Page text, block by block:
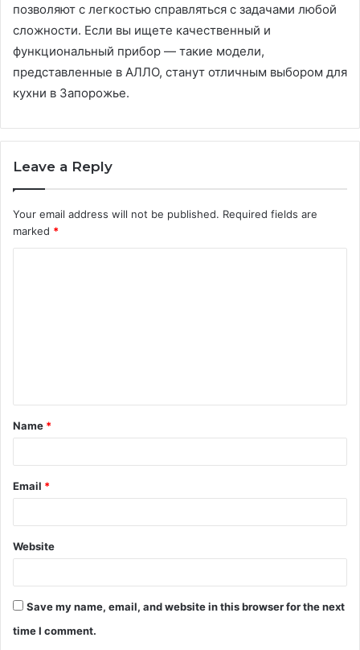
позволяют с легкостью справляться с задачами любой
сложности. Если вы ищете качественный и
функциональный прибор — такие модели,
представленные в АЛЛО, станут отличным выбором для
кухни в Запорожье.
Leave a Reply
Your email address will not be published. Required fields are
marked *
t
*
Name *
Email *
Website
Save my name, email, and website in this browser for the next
time I comment.